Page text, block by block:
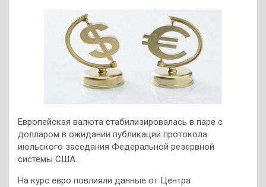
Европейская валюта стабилизировалась в паре с
долларом в ожидании публикации протокола
июльского заседания Федеральной резервной
системы США.
На курс евро повлияли данные от Центра